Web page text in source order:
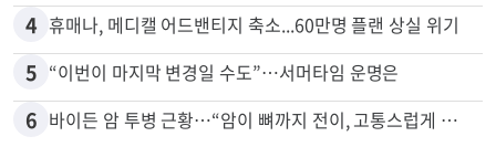
3 40대 여성, 오진으로 자궁 적출 수술
4 휴매나, 메디캘 어드밴티지 축소...60만명 플랜 상실 위기
5 “이번이 마지막 변경일 수도”…서머타임 운명은